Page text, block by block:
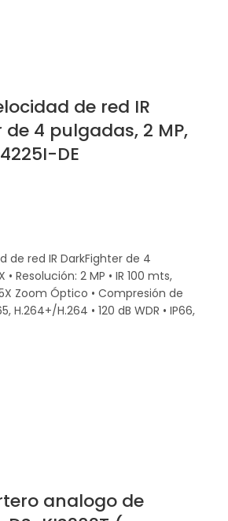
de red IR
4 pulgadas, 2 MP,
DE
de red IR DarkFighter de 4
• Resolución: 2 MP • IR 100 mts,
Zoom Óptico • Compresión de
H.264+/H.264 • 120 dB WDR • IP66,
analogo de